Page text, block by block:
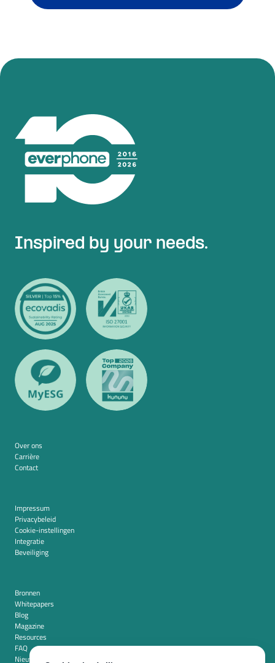
Inspired by your needs.
Over ons
Carrière
Contact
Impressum
Privacybeleid
Cookie-instellingen
Integratie
Beveiliging
Bronnen
Whitepapers
Blog
Magazine
Resources
FAQ
Nieuwskamer